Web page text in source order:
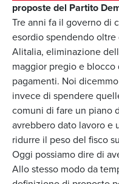
proposte del Partito
Tre anni fa il governo di
esordio spendendo
Alitalia, eliminazione
maggior pregio e
pagamenti. Noi
invece di spendere
comuni di fare un piano
avrebbero dato lavoro e
ridurre il peso del fisco
Oggi possiamo dire di
Allo stesso modo da